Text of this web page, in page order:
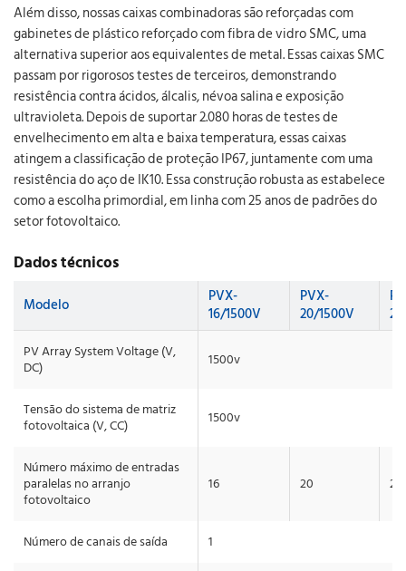
Além disso, nossas caixas combinadoras são reforçadas com
gabinetes de plástico reforçado com fibra de vidro SMC, uma
alternativa superior aos equivalentes de metal. Essas caixas SMC
passam por rigorosos testes de terceiros, demonstrando
resistência contra ácidos, álcalis, névoa salina e exposição
ultravioleta. Depois de suportar 2.080 horas de testes de
envelhecimento em alta e baixa temperatura, essas caixas
atingem a classificação de proteção IP67, juntamente com uma
resistência do aço de IK10. Essa construção robusta as estabelece
como a escolha primordial, em linha com 25 anos de padrões do
setor fotovoltaico.
Dados técnicos
Modelo
PVX-
16/1500V
PVX-
20/1500V
PV Array System Voltage (V,
DC) 1500v
Tensão do sistema de matriz
fotovoltaica (V, CC) 1500v
Número máximo de entradas
paralelas no arranjo
fotovoltaico
16 20 24
Número de canais de saída
1